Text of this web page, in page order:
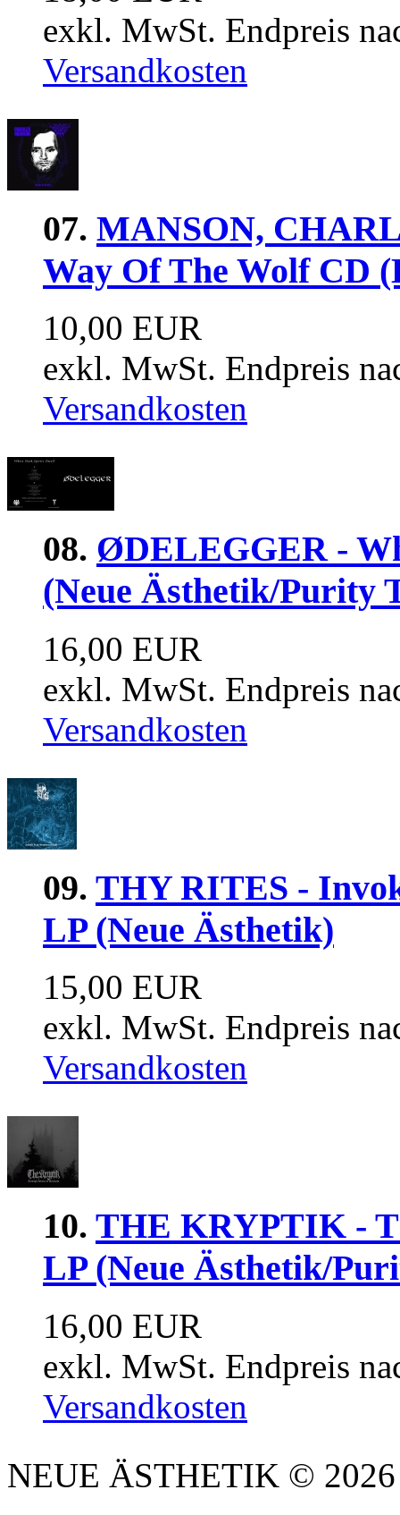
exkl. MwSt. Endpreis
Versandkosten
07. MANSON,
Way Of The Wolf CD
10,00 EUR
exkl. MwSt. Endpreis
Versandkosten
08. ØDELEGGER -
(Neue Ästhetik/Purity
16,00 EUR
exkl. MwSt. Endpreis
Versandkosten
09. THY RITES -
LP (Neue Ästhetik)
15,00 EUR
exkl. MwSt. Endpreis
Versandkosten
10. THE KRYPTIK -
LP (Neue Ästhetik/
16,00 EUR
exkl. MwSt. Endpreis
Versandkosten
NEUE ÄSTHETIK ©